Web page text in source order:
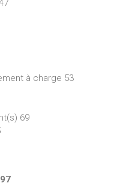
à charge 53
69